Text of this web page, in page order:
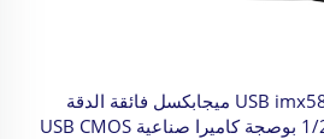
كاميرا صناعية USB imx586 48 ميجابكسل فائقة الدقة
8000x6000 مستشعر 1/2 بوصجة كاميرا صناعية USB CMOS